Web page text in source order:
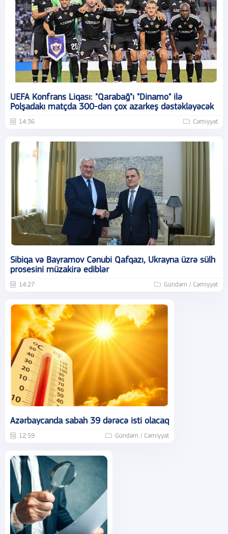
UEFA Konfrans Liqası: "Qarabağ"ı "Dinamo" ilə
Polşadakı matçda 300-dən çox azarkeş dəstəkləyəcək
14:36 Cəmiyyət
Sibiqa və Bayramov Cənubi Qafqazı, Ukrayna üzrə sülh
prosesini müzakirə ediblər
14:27 Gündəm / Cəmiyyət
Azərbaycanda sabah 39 dərəcə isti olacaq
12:59 Gündəm / Cəmiyyət